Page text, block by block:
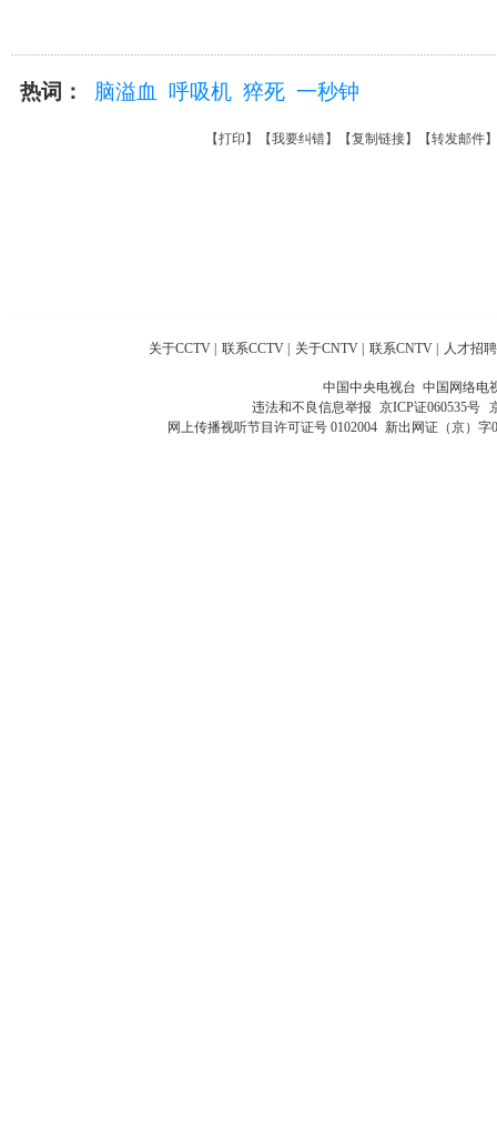
热词： 脑溢血 呼吸机 猝死 一秒钟
【打印 】【我要纠错】【复制链接】【转发邮件
关于CCTV 联系CCTV 关于CNTV 联系CNTV 人才招聘
中国中央电视台 中国网络电
违法和不良信息举报 京ICP证060535号
网上传播视听节目许可证号 0102004 新出网证（京）